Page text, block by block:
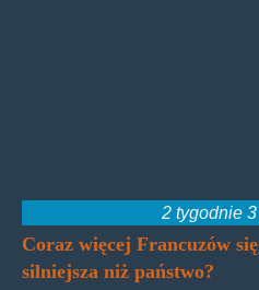
2 tygodnie
Coraz więcej Francuzów
silniejsza niż państwo?